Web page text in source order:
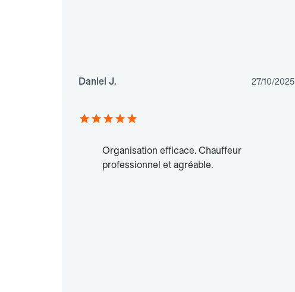
Daniel J. 27/10/2025
Organisation efficace. Chauffeur
professionnel et agréable.